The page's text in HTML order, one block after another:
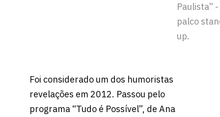
Paulista” -
palco
up.
Foi considerado um dos humoristas
revelações em 2012. Passou pelo
programa “Tudo é Possível”, de Ana